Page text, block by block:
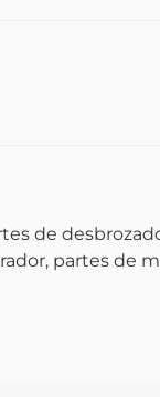
de
partes de